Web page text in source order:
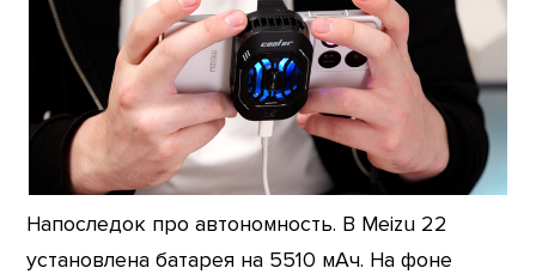
Напоследок про автономность. В Meizu 22
установлена батарея на 5510 мАч. На фоне